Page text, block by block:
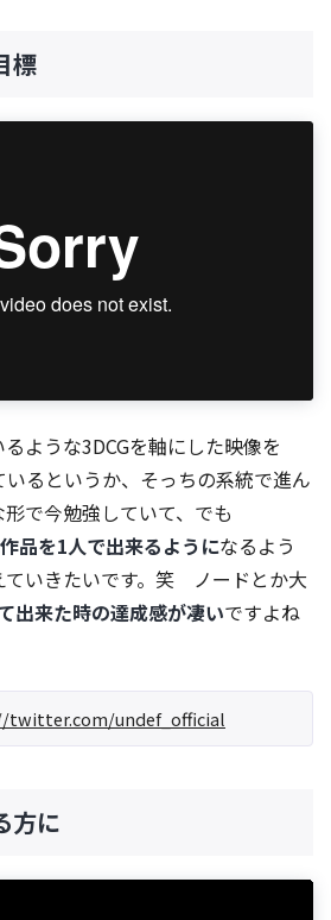
標
ような3DCGを軸にした映像を
るというか、そっちの系統で進ん
で今勉強していて、でも
品を1人で出来るようになるよう
ていきたいです。笑 ノードとか大
出来た時の達成感が凄いですよね
twitter.com/undef_official
方に